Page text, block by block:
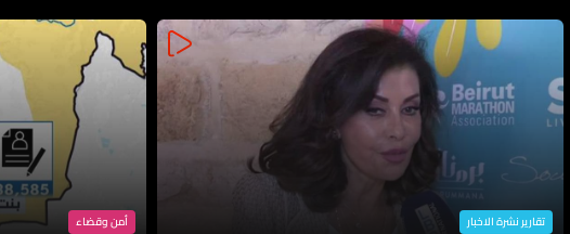
تقارير نشرة الاخبار أمن وقضاء